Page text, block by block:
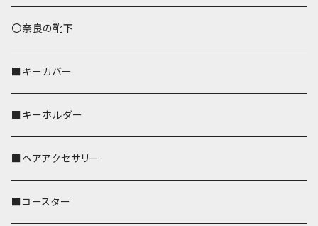
トートバッグ（L）
バッグインバッグ
ハシビロコウ
オカメインコ
歌うオカメちゃん
おかめ３兄弟
セキセイインコ
文鳥
鹿
〇奈良の靴下
■キーカバー
■キーホルダー
■ヘアアクセサリー
■コースター